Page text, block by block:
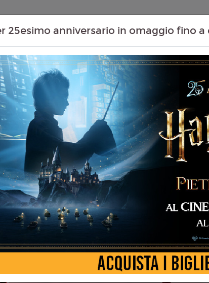
Prezzi Contenuti Extra Proiezioni Scolastiche
+
Tutte
Le Date
07
Agosto
Venerdì
08
Sabato
Agosto
NEW DAY
Durata: 144 min
Genere:Avventura, Fantascienza,
25esimo anniversario in omaggio fino